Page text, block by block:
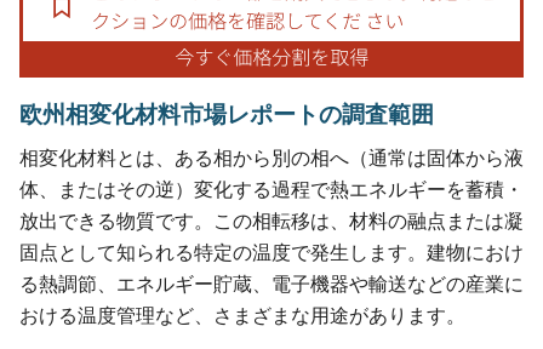
欧州相変化材料市場レポートの調査範囲
相変化材料とは、ある相から別の相へ（通常は固体から液
体、またはその逆）変化する過程で熱エネルギーを蓄積・
放出できる物質です。この相転移は、材料の融点または凝
固点として知られる特定の温度で発生します。建物におけ
る熱調節、エネルギー貯蔵、電子機器や輸送などの産業に
おける温度管理など、さまざまな用途があります。